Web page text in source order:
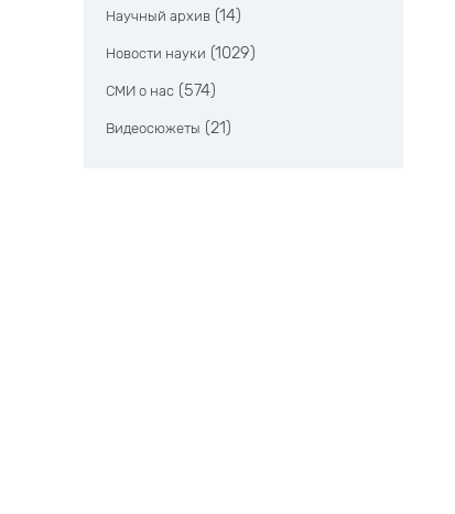
Научный архив (14)
Новости науки (1029)
СМИ о нас (574)
Видеосюжеты (21)